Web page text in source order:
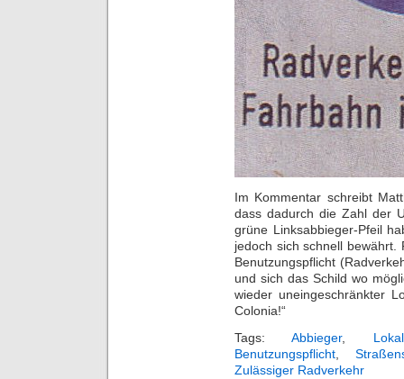
Im Kommentar schreibt
dass dadurch die Zahl der
grüne Linksabbieger-Pfeil
jedoch sich schnell
Benutzungspflicht
und sich das Schild wo
wieder uneingeschränkter
Colonia!“
Tags:Abbieger,
Benutzungspflicht
Zulässiger Radverkehr